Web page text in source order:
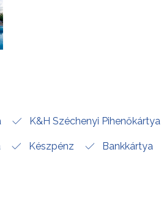
K&H Széchenyi Pihenőkártya
Készpénz Bankkártya